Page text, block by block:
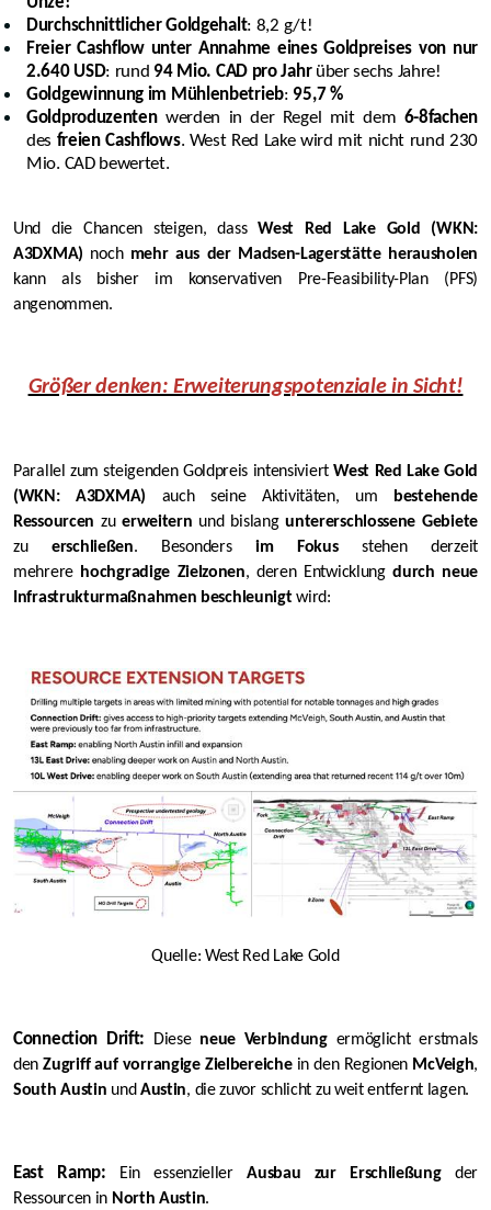
Durchschnittlicher Goldgehalt: 8,2 g/t!
Freier Cashflow unter Annahme eines Goldpreises von nur
2.640 USD: rund 94 Mio. CAD pro Jahrüber sechs Jahre!
Goldgewinnung im Mühlenbetrieb: 95,7 %
Goldproduzenten werden in der Regel mit dem 6-8fachen
des freien Cashflows. West Red Lake wird mit nicht rund 230
Mio. CAD bewertet.
Und die Chancen steigen, dassWest Red Lake Gold (WKN:
A3DXMA) noch mehr aus der Madsen-Lagerstätte herausholen
kann als bisher im konservativen Pre-Feasibility-Plan (PFS)
angenommen.
Größer denken: Erweiterungspotenziale in Sicht!
Parallel zum steigenden Goldpreis intensiviertWest Red Lake Gold
(WKN: A3DXMA) auch seine Aktivitäten, um
bestehende
Ressourcen zuerweitern und bislanguntererschlossene Gebiete
zuerschließen. Besondersim Fokusstehen derzeit
mehrere hochgradige Zielzonen, deren Entwicklungdurch neue
Infrastrukturmaßnahmen beschleunigtwird:
Quelle: West Red Lake Gold
Connection Drift: Diese neue Verbindungermöglicht erstmals
denZugriff auf vorrangige Zielbereichein den Regionen McVeigh,
South Austin undAustin, die zuvor schlicht zu weit entfernt lagen.
East Ramp: Ein essenziellerAusbau zur Erschließungder
Ressourcen in North Austin.